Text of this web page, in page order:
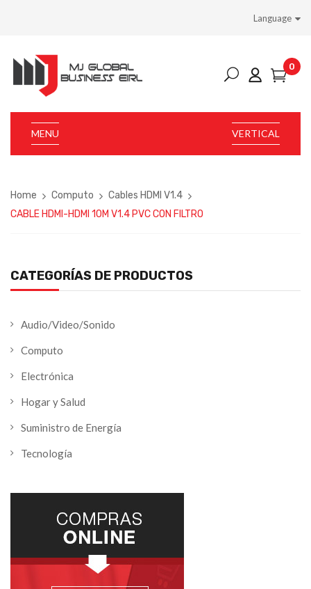
Language
0
VERTICAL
MENU
Home Computo
Cables HDMI V1.4
CABLE HDMI-HDMI 10M V1.4 PVC CON FILTRO
CATEGORÍAS DE PRODUCTOS
Audio/Video/Sonido
Computo
Electrónica
Hogar y Salud
Suministro de Energía
Tecnología